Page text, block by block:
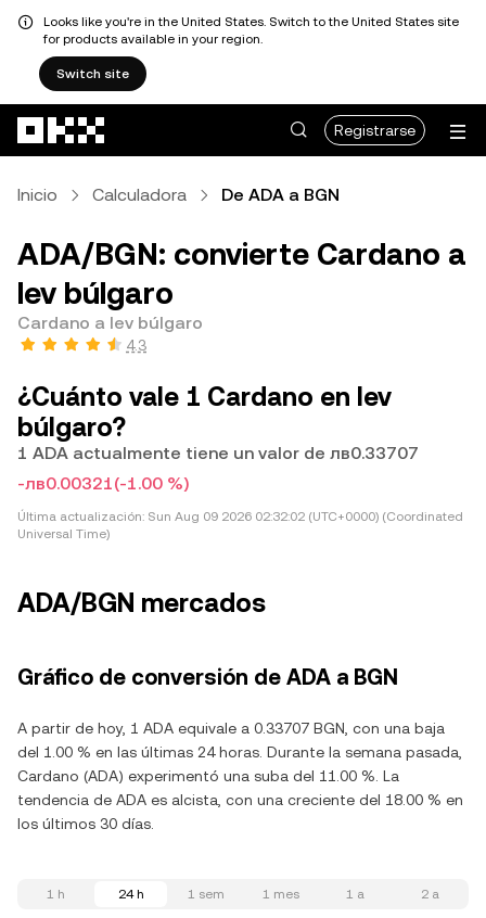
Looks like you're in the United States. Switch to the United States site
for products available in your region.
Switch site
Registrarse
Inicio Calculadora De ADA a BGN
ADA/BGN: convierte Cardano a
lev búlgaro
Cardano a lev búlgaro
4.3
¿Cuánto vale 1 Cardano en lev
búlgaro?
1 ADA actualmente tiene un valor de лв0.33707
-лв0.00321(-1.00 %)
Última actualización: Sun Aug 09 2026 02:32:02 (UTC+0000) (Coordinated
Universal Time)
ADA/BGN mercados
Gráfico de conversión de ADA a BGN
A partir de hoy, 1 ADA equivale a 0.33707 BGN, con una baja
del 1.00 % en las últimas 24 horas. Durante la semana pasada,
Cardano (ADA) experimentó una suba del 11.00 %. La
tendencia de ADA es alcista, con una creciente del 18.00 % en
los últimos 30 días.
1 h 24 h 1 sem 1 mes 1 a 2 a